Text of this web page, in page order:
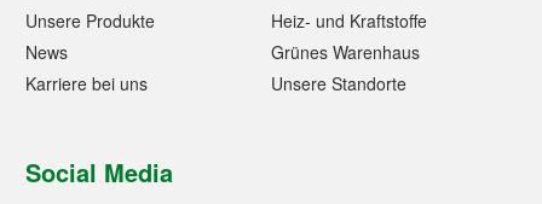
Unsere Produkte
News
Karriere bei uns
Heiz- und Kraftstoffe
Grünes Warenhaus
Unsere Standorte
Social Media